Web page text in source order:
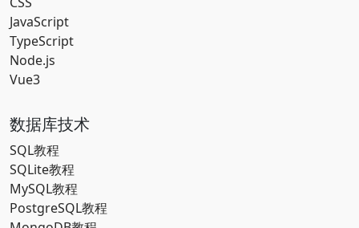
JavaScript
TypeScript
Node.js
Vue3
数据库技术
SQL教程
SQLite教程
MySQL教程
PostgreSQL教程